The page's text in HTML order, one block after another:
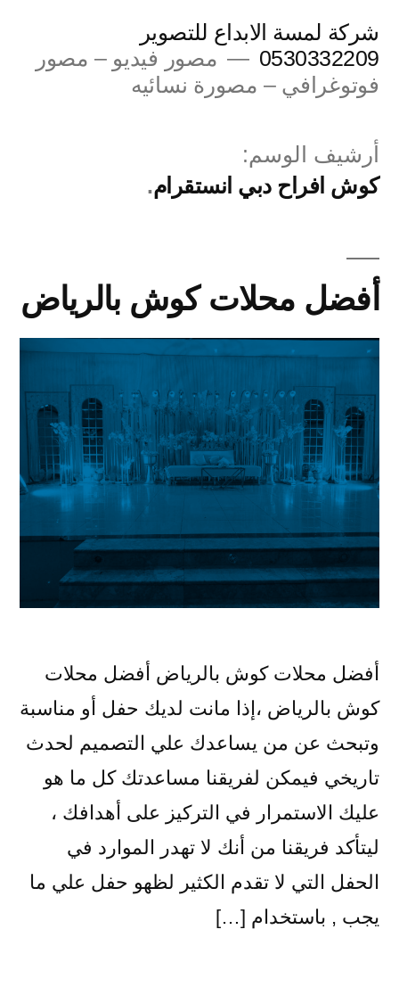
إلى
المحتوى
شركة لمسة الابداع للتصوير
0530332209
مصور فيديو – مصور
فوتوغرافي – مصورة نسائيه
أرشيف الوسم:
كوش افراح دبي انستقرام
أفضل محلات كوش بالرياض
أفضل محلات كوش بالرياض أفضل محلات
كوش بالرياض ،إذا مانت لديك حفل أو مناسبة
وتبحث عن من يساعدك علي التصميم لحدث
تاريخي فيمكن لفريقنا مساعدتك كل ما هو
عليك الاستمرار في التركيز على أهدافك ،
ليتأكد فريقنا من أنك لا تهدر الموارد في
الحفل التي لا تقدم الكثير لظهو حفل علي ما
يجب , باستخدام […]